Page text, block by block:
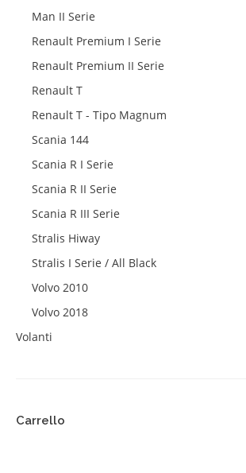
Man II Serie
Renault Premium I Serie
Renault Premium II Serie
Renault T
Renault T - Tipo Magnum
Scania 144
Scania R I Serie
Scania R II Serie
Scania R III Serie
Stralis Hiway
Stralis I Serie / All Black
Volvo 2010
Volvo 2018
Volanti
Carrello